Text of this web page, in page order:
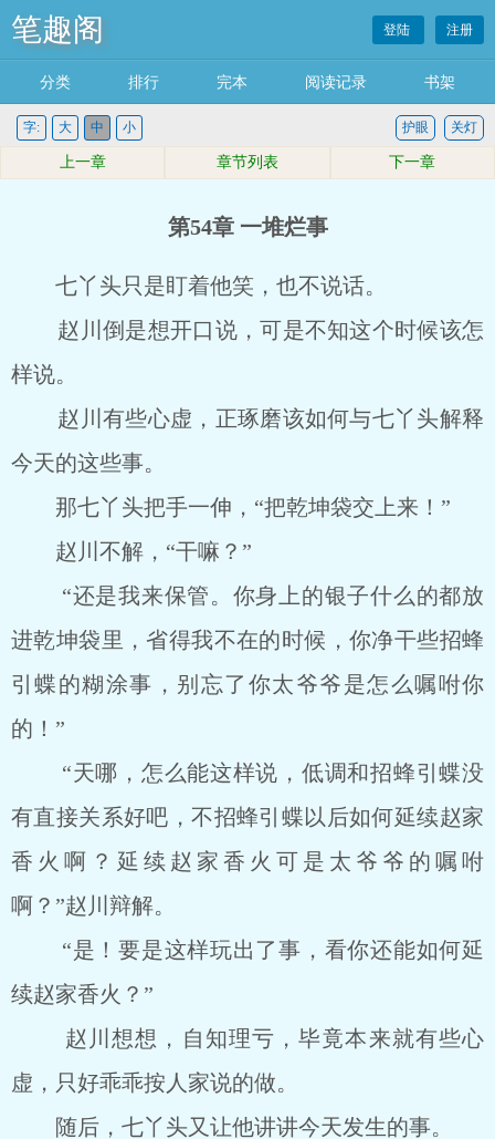
笔趣阁 登陆 注册
分类 排行 完本 阅读记录 书架
字: 大 中 小 关灯
护眼
上一章 章节列表 下一章
第54章 一堆烂事
七丫头只是盯着他笑，也不说话。
赵川倒是想开口说，可是不知这个时候该怎
样说。
赵川有些心虚，正琢磨该如何与七丫头解释
今天的这些事。
那七丫头把手一伸，“把乾坤袋交上来！”
赵川不解，“干嘛？”
“还是我来保管。你身上的银子什么的都放
进乾坤袋里，省得我不在的时候，你净干些招蜂
引蝶的糊涂事，别忘了你太爷爷是怎么嘱咐你
的！”
“天哪，怎么能这样说，低调和招蜂引蝶没
有直接关系好吧，不招蜂引蝶以后如何延续赵家
香火啊？延续赵家香火可是太爷爷的嘱咐
啊？”赵川辩解。
“是！要是这样玩出了事，看你还能如何延
续赵家香火？”
赵川想想，自知理亏，毕竟本来就有些心
虚，只好乖乖按人家说的做。
随后，七丫头又让他讲讲今天发生的事。